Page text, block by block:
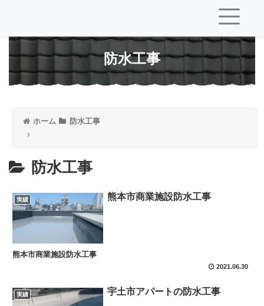
防水工事
ホーム 防水工事
防水工事
実績 熊本市商業施設防水工事
熊本市商業施設防水工事
2021.06.30
実績 宇土市アパートの防水工事